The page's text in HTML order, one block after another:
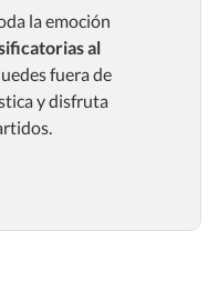
la emoción
al
fuera de
y disfruta